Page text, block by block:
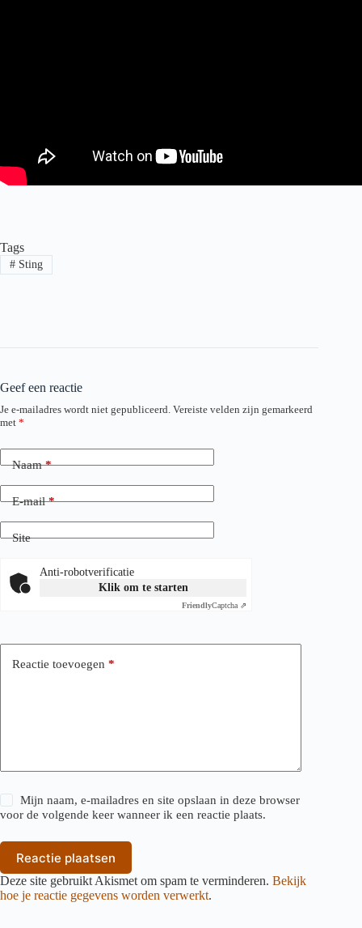
Tags
#Sting
Geef een reactie
Je e-mailadres wordt niet gepubliceerd. Vereiste velden zijn gemarkeerd
met *
Naam*
E-mail*
Site
Anti-robotverificatie
Klik om te starten
FriendlyCaptcha ⇗
Reactie toevoegen *
Mijn naam, e-mailadres en site opslaan in deze browser
voor de volgende keer wanneer ik een reactie plaats.
Reactie plaatsen
Deze site gebruikt Akismet om spam te verminderen. Bekijk
hoe je reactie gegevens worden verwerkt.